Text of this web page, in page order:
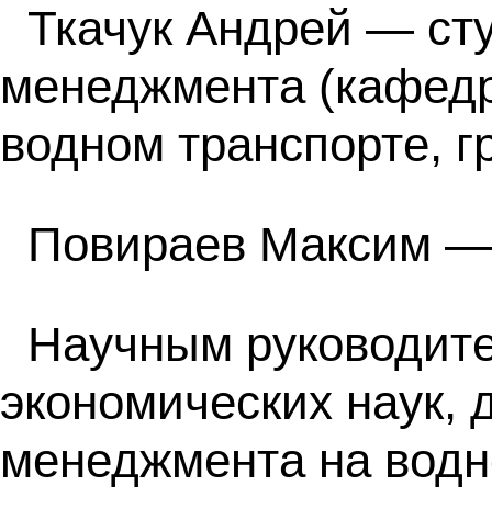
Ткачук Андрей —
менеджмента
водном транспорте,
Повираев Максим
Научным
экономических наук,
менеджмента на